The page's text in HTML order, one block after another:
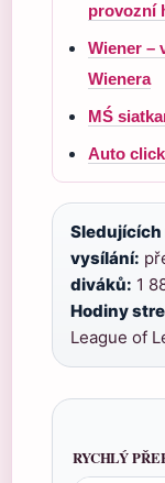
provozní
Wiener –
Wienera
MŚ
Auto
Sledujících
vysílání:
diváků: 1
Hodiny
League of
RYCHLÝ